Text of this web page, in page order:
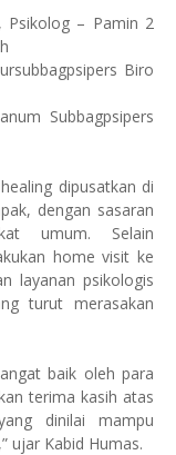
Psikolog – Pamin 2
Biro
Subbagpsipers
dipusatkan di
dengan sasaran
umum. Selain
home visit ke
layanan psikologis
turut merasakan
baik oleh para
terima kasih atas
dinilai mampu
ujar Kabid Humas.